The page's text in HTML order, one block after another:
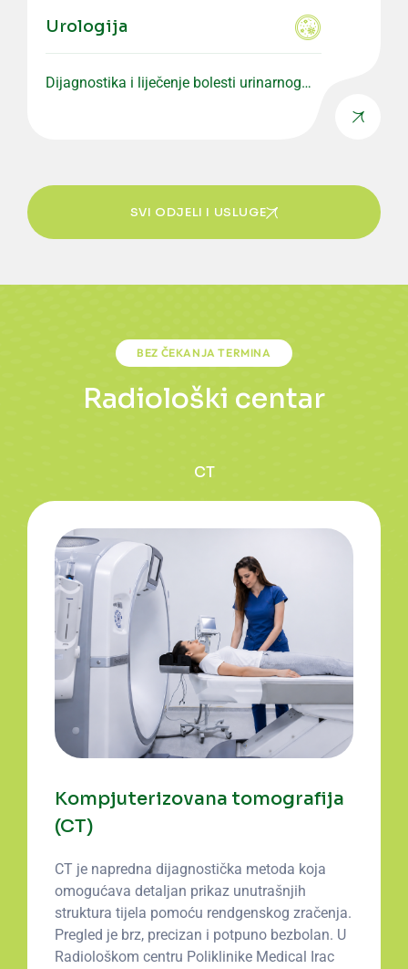
Urologija
Dijagnostika i liječenje bolesti urinarnog
SVI ODJELI I USLUGE
BEZ ČEKANJA TERMINA
Radiološki centar
CT
Kompjuterizovana tomografija
(CT)
CT je napredna dijagnostička metoda koja
omogućava detaljan prikaz unutrašnjih
struktura tijela pomoću rendgenskog zračenja.
Pregled je brz, precizan i potpuno bezbolan. U
Radiološkom centru Poliklinike Medical Irac